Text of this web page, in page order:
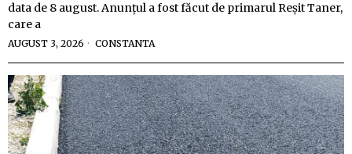
data de 8 august. Anunțul a fost făcut de primarul Reșit Taner,
care a
AUGUST 3, 2026 CONSTANTA